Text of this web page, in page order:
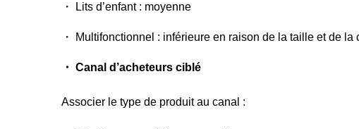
・ Lits d’enfant : moyenne
・ Multifonctionnel : inférieure en raison de la taille et de la
・ Canal d’acheteurs ciblé
Associer le type de produit au canal :